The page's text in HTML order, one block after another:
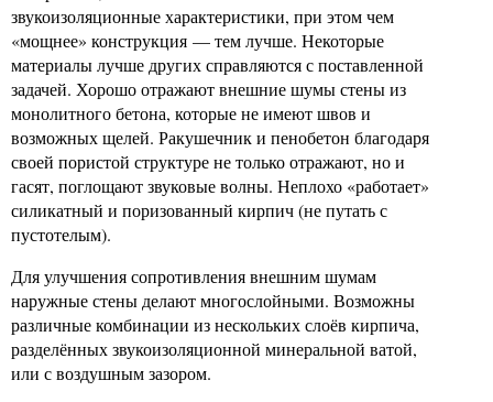
звукоизоляционные характеристики, при этом чем
«мощнее» конструкция — тем лучше. Некоторые
материалы лучше других справляются с поставленной
задачей. Хорошо отражают внешние шумы стены из
монолитного бетона, которые не имеют швов и
возможных щелей. Ракушечник и пенобетон благодаря
своей пористой структуре не только отражают, но и
гасят, поглощают звуковые волны. Неплохо «работает»
силикатный и поризованный кирпич (не путать с
пустотелым).
Для улучшения сопротивления внешним шумам
наружные стены делают многослойными. Возможны
различные комбинации из нескольких слоёв кирпича,
разделённых звукоизоляционной минеральной ватой,
или с воздушным зазором.